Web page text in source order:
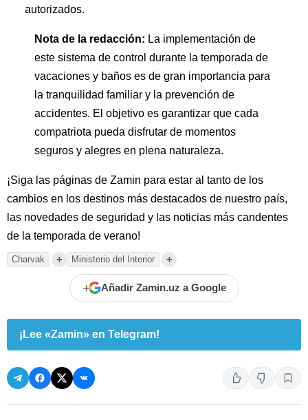
autorizados.
Nota de la redacción: La implementación de
este sistema de control durante la temporada de
vacaciones y baños es de gran importancia para
la tranquilidad familiar y la prevención de
accidentes. El objetivo es garantizar que cada
compatriota pueda disfrutar de momentos
seguros y alegres en plena naturaleza.
¡Siga las páginas de Zamin para estar al tanto de los
cambios en los destinos más destacados de nuestro país,
las novedades de seguridad y las noticias más candentes
de la temporada de verano!
Charvak + Ministerio del Interior +
+ Añadir Zamin.uz a Google
¡Lee «Zamin» en Telegram!